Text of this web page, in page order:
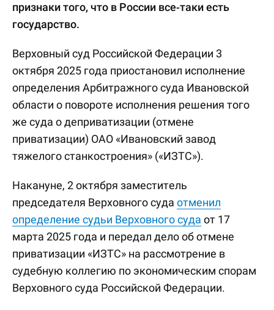
признаки того, что в России все-таки есть
государство.
Верховный суд Российской Федерации 3
октября 2025 года приостановил исполнение
определения Арбитражного суда Ивановской
области о повороте исполнения решения того
же суда о деприватизации (отмене
приватизации) ОАО «Ивановский завод
тяжелого станкостроения» («ИЗТС»).
Накануне, 2 октября заместитель
председателя Верховного суда отменил
определение судьи Верховного суда от 17
марта 2025 года и передал дело об отмене
приватизации «ИЗТС» на рассмотрение в
судебную коллегию по экономическим спорам
Верховного суда Российской Федерации.